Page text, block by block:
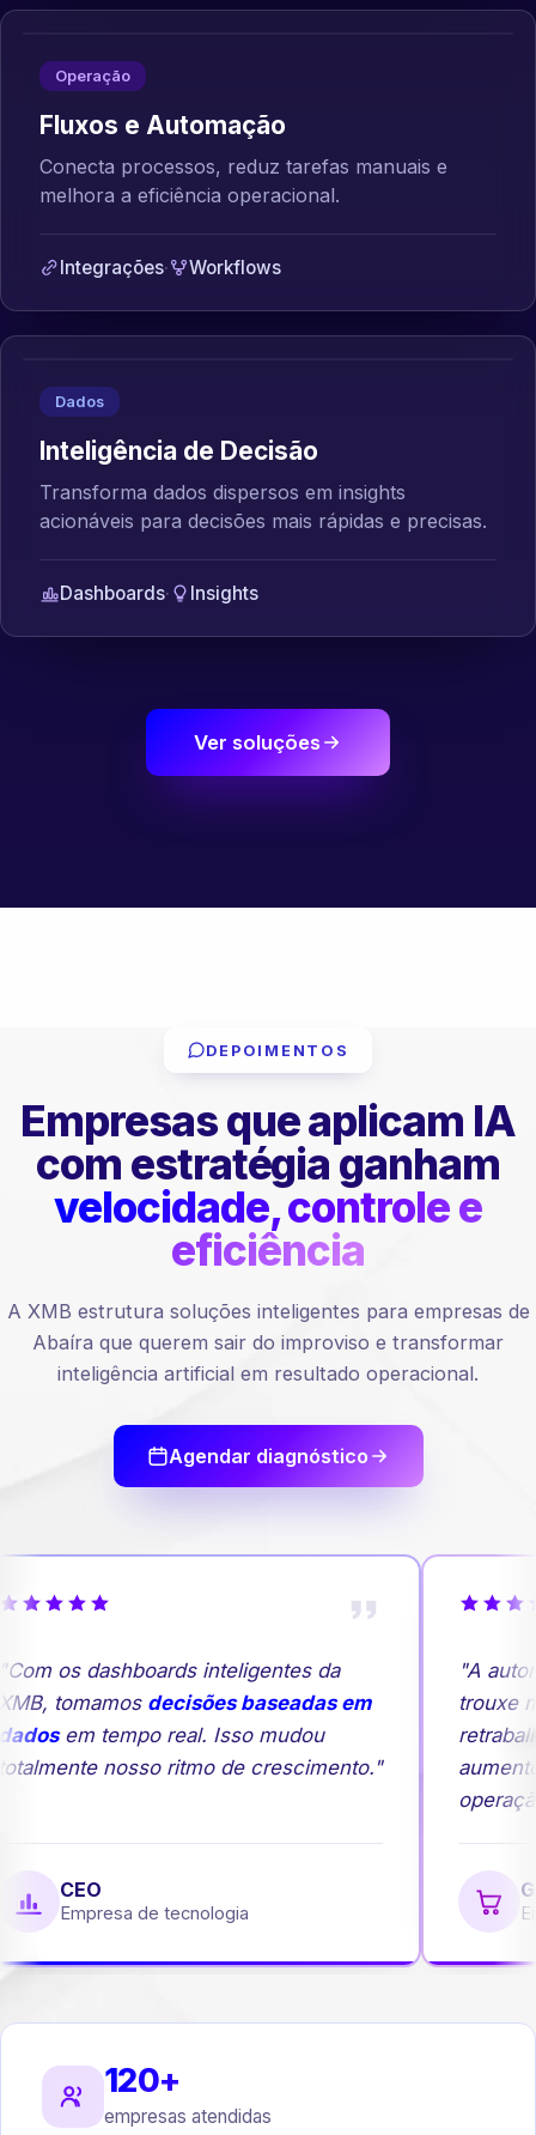
Operação
Fluxos e Automação
Conecta processos, reduz tarefas manuais e
melhora a eficiência operacional.
Integrações· Workflows
Dados
Inteligência de Decisão
Transforma dados dispersos em insights
acionáveis para decisões mais rápidas e precisas.
Dashboards· Insights
Ver soluções
DEPOIMENTOS
Empresas que aplicam IA
com estratégia ganham
velocidade, controle e
eficiência
A XMB estrutura soluções inteligentes para empresas de
Abaíra que querem sair do improviso e transformar
inteligência artificial em resultado operacional.
Agendar diagnóstico
os dashboards inteligentes da
tomamosdecisões baseadas em
em tempo real. Isso mudou
nosso ritmo de crescimento."
CEO
Empresa de tecnologia
"A
trouxe
120+
empresas atendidas